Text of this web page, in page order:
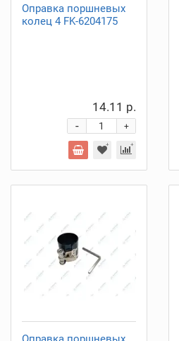
Оправка поршневых
колец 4 FK-6204175
14.11 р.
+
-